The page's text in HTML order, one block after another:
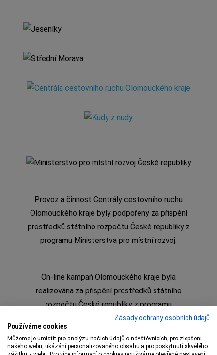
Provoz a činnost Centrály cestovního ruchu
Olomouckého kraje byly podpořeny za přispění
prostředků státního rozpočtu České republiky z
programu Ministerstva pro místní rozvoj.
On-line kampaň Olomouckého kraje byla
realizována za přispění prostředků státního
rozpočtu České republiky z programu
Ministerstva pro místní rozvojZásady ochrany osobních údajů
Používáme cookies
Můžeme je umístit pro analýzu našich údajů o návštěvnících, pro zlepšení
našeho webu, ukázání personalizovaného obsahu a pro poskytnutí skvělého